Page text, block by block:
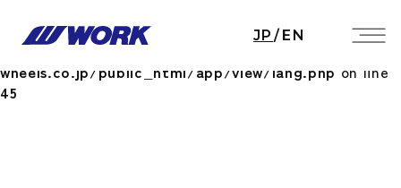
Notice: Undefined index: HTTP_ACCEPT_LANGUAGE
/home/workwheels/work-
wheels.co.jp/public_html/app/view/lang.php on line
45
JP / EN